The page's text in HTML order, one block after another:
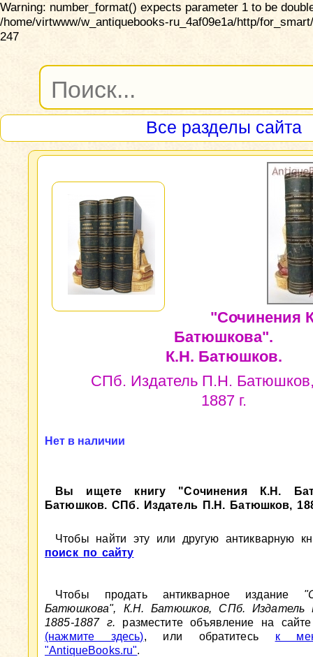
Warning: number_format() expects parameter 1 to be
/home/virtwww/w_antiquebooks-ru_4af09e1a/http/
247
Все разделы сайта
"Сочинения
Батюшкова".
К.Н. Батюшков.
СПб. Издатель П.Н.
1887 г.
Нет в наличии
Вы ищете книгу "Сочинения К.Н.
Батюшков. СПб. Издатель П.Н. Батюшков,
Чтобы найти эту или другую антикварную
поиск по сайту
Чтобы продать антикварное издание
Батюшкова", К.Н. Батюшков, СПб. Издатель
1885-1887 г. разместите объявление на
(нажмите здесь), или обратитесь к
"AntiqueBooks.ru".